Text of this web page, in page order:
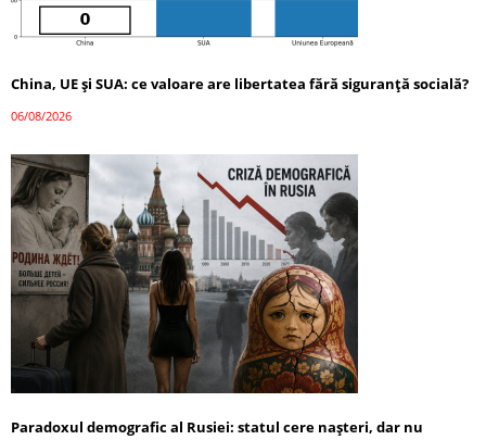
China, UE și SUA: ce valoare are libertatea fără siguranță socială?
06/08/2026
Paradoxul demografic al Rusiei: statul cere nașteri, dar nu